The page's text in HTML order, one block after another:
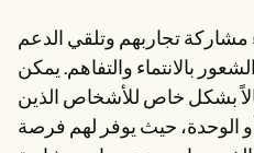
مشاركة تجاربهم وتلقي الدعم
بالانتماء والتفاهم. يمكن
بشكل خاص للأشخاص الذين
الوحدة، حيث يوفر لهم فرصة